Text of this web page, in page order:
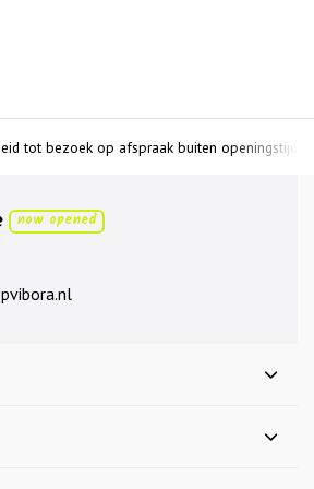
tot bezoek op afspraak buiten openingstijden
now opened